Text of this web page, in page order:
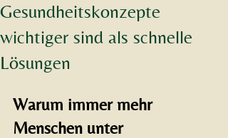
Gesundheitskonzepte
wichtiger sind als schnelle
Lösungen
Warum immer mehr
Menschen unter